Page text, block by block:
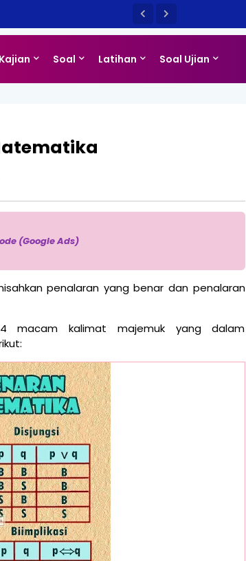
Kajian Soal Latihan Soal Ujian
(Google Ads)
penalaran yang benar dan penalaran
macam kalimat majemuk yang dalam